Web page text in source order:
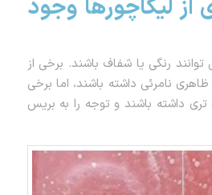
لیگاچورها وجود
رنگی یا شفاف باشند. برخی از
نامرئی داشته باشند، اما برخی
داشته باشند و توجه را به بریس